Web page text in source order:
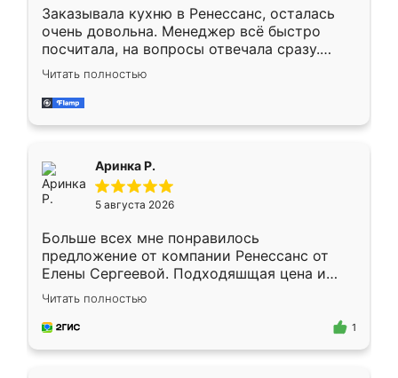
Заказывала кухню в Ренессанс, осталась
очень довольна. Менеджер всё быстро
посчитала, на вопросы отвечала сразу.
Замерщик приехал в субботу, подошёл к
делу со всей ответственностью. Собрали
за день, ребята работали аккуратно, даже
Читать полностью
Аринка Р.
5 августа 2026
Больше всех мне понравилось
предложение от компании Ренессанс от
Елены Сергеевой. Подходяшщая цена и
короткие сроки изготовления. Приехавший
для замера сотрудник Владислав
предложил по моему эскизу самый
Читать полностью
1